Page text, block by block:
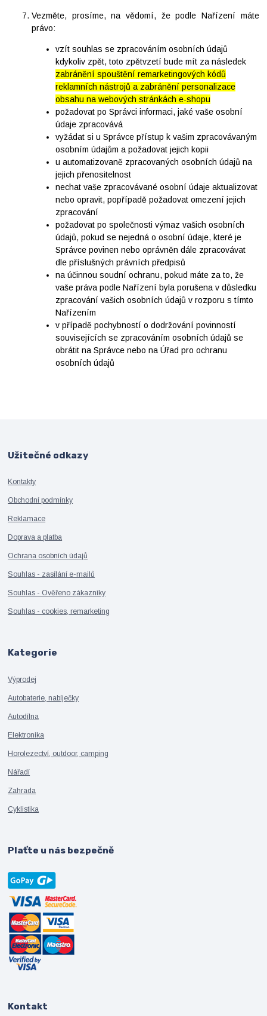
Vezměte, prosíme, na vědomí, že podle Nařízení máte
právo:
vzít souhlas se zpracováním osobních údajů
kdykoliv zpět, toto zpětvzetí bude mít za následek
zabránění spouštění remarketingových kódů
reklamních nástrojů a zabránění personalizace
obsahu na webových stránkách e-shopu
požadovat po Správci informaci, jaké vaše osobní
údaje zpracovává
vyžádat si u Správce přístup k vašim zpracovávaným
osobním údajům a požadovat jejich kopii
u automatizovaně zpracovaných osobních údajů na
jejich přenositelnost
nechat vaše zpracovávané osobní údaje aktualizovat
nebo opravit, popřípadě požadovat omezení jejich
zpracování
požadovat po společnosti výmaz vašich osobních
údajů, pokud se nejedná o osobní údaje, které je
Správce povinen nebo oprávněn dále zpracovávat
dle příslušných právních předpisů
na účinnou soudní ochranu, pokud máte za to, že
vaše práva podle Nařízení byla porušena v důsledku
zpracování vašich osobních údajů v rozporu s tímto
Nařízením
v případě pochybností o dodržování povinností
souvisejících se zpracováním osobních údajů se
obrátit na Správce nebo na Úřad pro ochranu
osobních údajů
Užitečné odkazy
Kontakty
Obchodní podmínky
Reklamace
Doprava a platba
Ochrana osobních údajů
Souhlas - zasílání e-mailů
Souhlas - Ověřeno zákazníky
Souhlas - cookies, remarketing
Kategorie
Výprodej
Autobaterie, nabíječky
Autodílna
Elektronika
Horolezectví, outdoor, camping
Nářadí
Zahrada
Cyklistika
Plaťte u nás bezpečně
Kontakt